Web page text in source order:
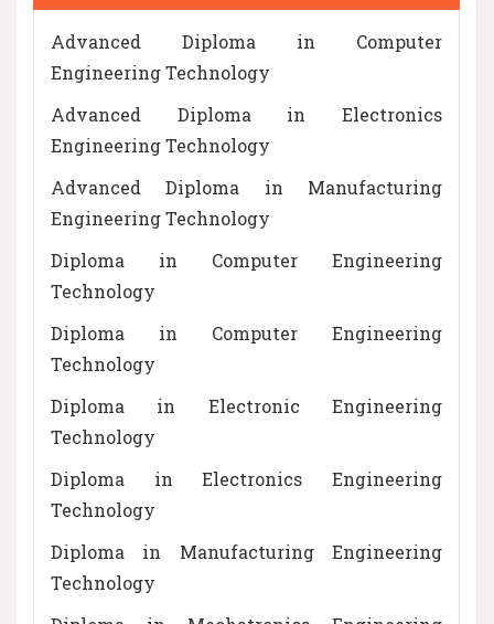
Advanced Diploma in Computer
Engineering Technology
Advanced Diploma in Electronics
Engineering Technology
Advanced Diploma in Manufacturing
Engineering Technology
Diploma in Computer Engineering
Technology
Diploma in Computer Engineering
Technology
Diploma in Electronic Engineering
Technology
Diploma in Electronics Engineering
Technology
Diploma in Manufacturing Engineering
Technology